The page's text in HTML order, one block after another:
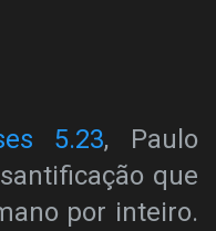
5.23, Paulo
que
por inteiro.